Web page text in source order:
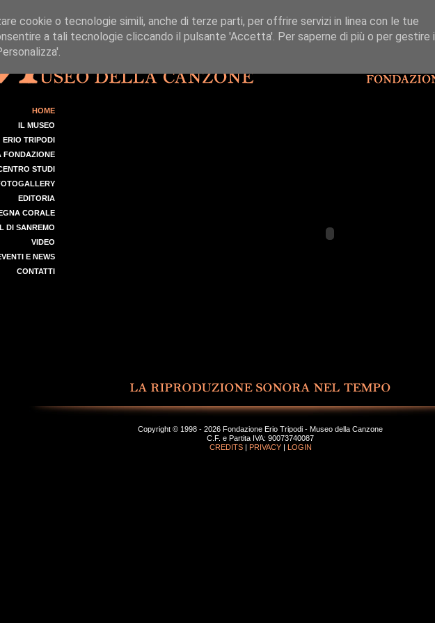
HOME
IL MUSEO
ERIO TRIPODI
FONDAZIONE
STUDI
EDITORIA
CORALE
DI SANREMO
VIDEO
E NEWS
CONTATTI
Copyright © 1998 - 2026 Fondazione Erio Tripodi - Museo della Canzone
C.F. e Partita IVA: 90073740087
CREDITS| PRIVACY| LOGIN
cookie o tecnologie simili, anche di terze parti, per offrire servizi in linea con le tue
a tali tecnologie cliccando il pulsante 'Accetta'. Per saperne di più o per gestire i